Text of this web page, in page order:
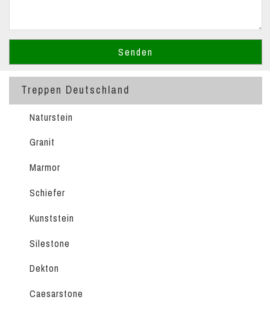
Treppen Deutschland
Naturstein
Granit
Marmor
Schiefer
Kunststein
Silestone
Dekton
Caesarstone